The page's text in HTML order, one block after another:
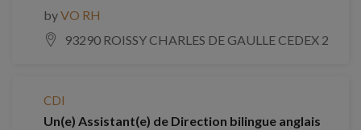
byVO RH
93290 ROISSY CHARLES DE GAULLE CEDEX 2
CDI
Un(e) Assistant(e) de Direction bilingue anglais